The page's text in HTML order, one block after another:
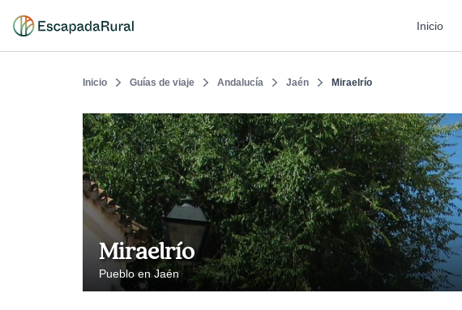
Inicio
Inicio Guías de viaje Andalucía Jaén Miraelrío
Miraelrío
Pueblo en Jaén